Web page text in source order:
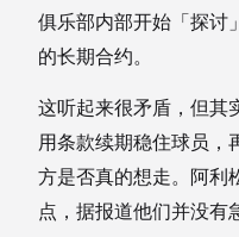
俱乐部内部开始「探讨
的长期合约。
这听起来很矛盾，但
用条款续期稳住球员，
方是否真的想走。阿利
点，据报道他们并没有